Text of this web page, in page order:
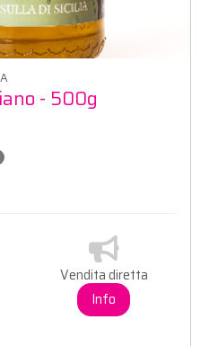
- 500g
Vendita diretta
Info